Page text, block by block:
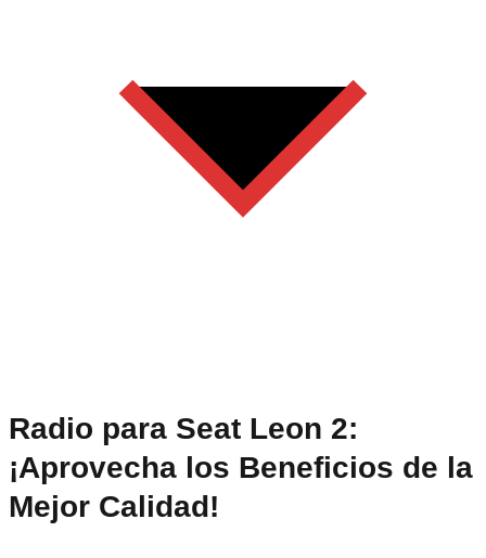
Radio para Seat Leon 2:
¡Aprovecha los Beneficios de la
Mejor Calidad!